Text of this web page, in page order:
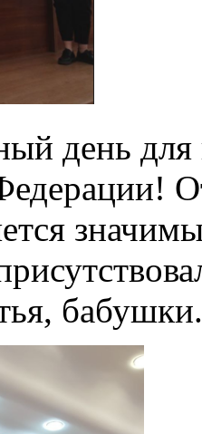
день
бабушки.